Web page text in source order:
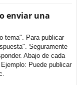
enviar una
tema". Para publicar
Seguramente
Abajo de cada
Puede publicar